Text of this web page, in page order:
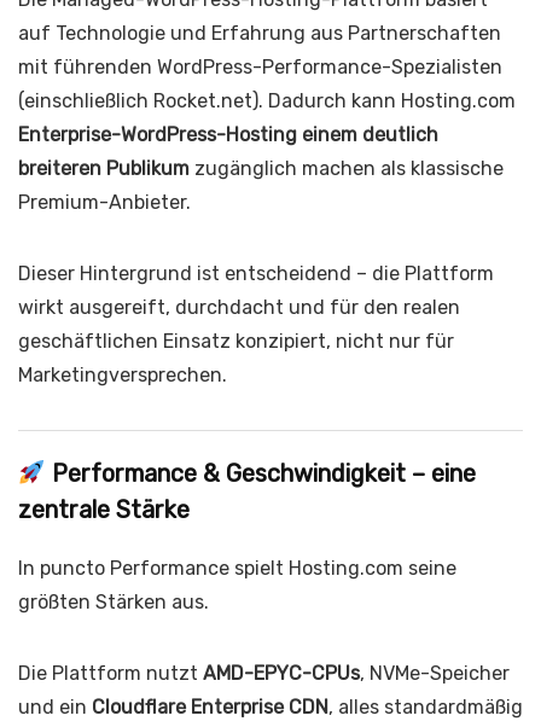
auf Technologie und Erfahrung aus Partnerschaften
mit führenden WordPress-Performance-Spezialisten
(einschließlich Rocket.net). Dadurch kann Hosting.com
Enterprise-WordPress-Hosting einem deutlich
breiteren Publikum zugänglich machen als klassische
Premium-Anbieter.
Dieser Hintergrund ist entscheidend – die Plattform
wirkt ausgereift, durchdacht und für den realen
geschäftlichen Einsatz konzipiert, nicht nur für
Marketingversprechen.
Performance & Geschwindigkeit – eine
zentrale Stärke
In puncto Performance spielt Hosting.com seine
größten Stärken aus.
Die Plattform nutzt AMD-EPYC-CPUs, NVMe-Speicher
und ein Cloudflare Enterprise CDN, alles standardmäßig